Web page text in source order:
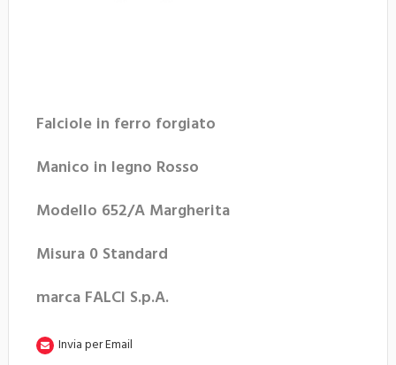
Falciole in ferro forgiato
Manico in legno Rosso
Modello 652/A Margherita
Misura 0 Standard
marca FALCI S.p.A.
Invia per Email